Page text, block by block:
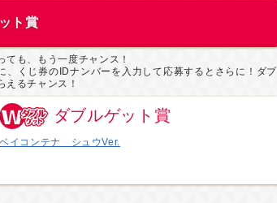
ト賞
ても、もう一度チャンス！
、くじ券のIDナンバーを入力して応募するとさらに！ダブ
えるチャンス！
ダブルゲット賞
ベイコンテナ シュウVer.